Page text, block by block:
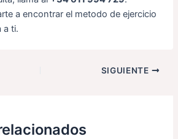
a encontrar el metodo de ejercicio
a ti.
SIGUIENTE